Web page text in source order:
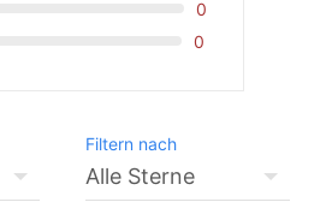
0
0
Filtern nach